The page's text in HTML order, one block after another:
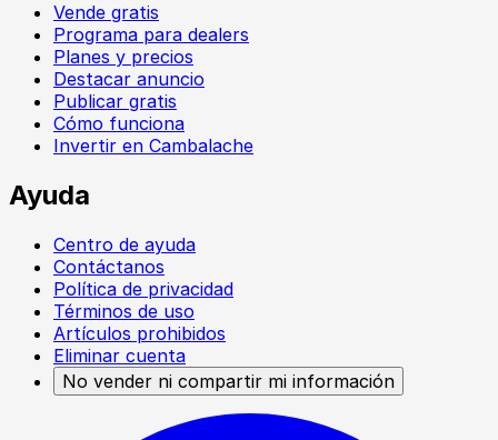
Vende gratis
Programa para dealers
Planes y precios
Destacar anuncio
Publicar gratis
Cómo funciona
Invertir en Cambalache
Ayuda
Centro de ayuda
Contáctanos
Política de privacidad
Términos de uso
Artículos prohibidos
Eliminar cuenta
No vender ni compartir mi información